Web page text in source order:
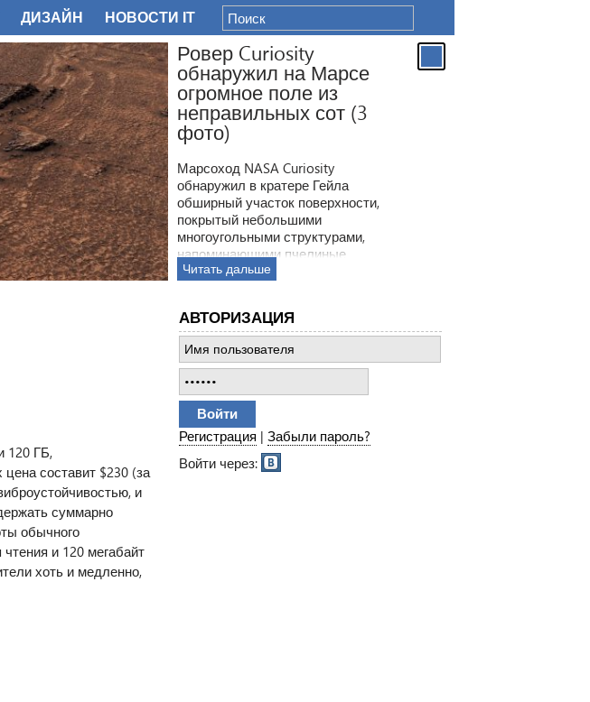
Ровер Curiosity
обнаружил на Марсе
огромное поле из
неправильных сот (3
фото)
Марсоход NASA Curiosity
обнаружил в кратере Гейла
обширный участок поверхности,
покрытый небольшими
многоугольными структурами,
напоминающими пчелиные
соты. Ранее ровер находил
затмила все предыдущее такие
открытия.
Читать дальше
120 ГБ,
составит $230 (за
и
суммарно
обычного
и 120 мегабайт
хоть и медленно,
АВТОРИЗАЦИЯ
Регистрация | Забыли пароль?
Войти через:
ДИЗАЙН НОВОСТИ IT